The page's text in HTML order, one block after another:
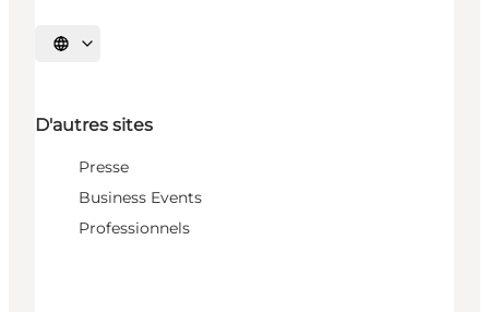
Choisissez la langue
D'autres sites
Presse
Business Events
Professionnels